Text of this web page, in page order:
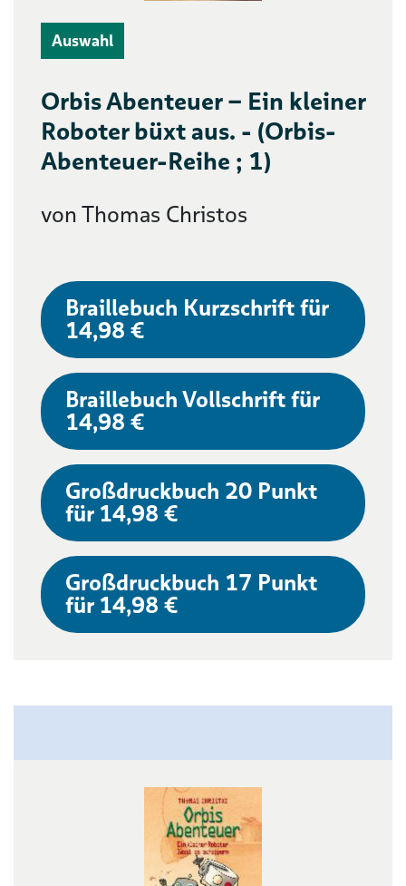
Auswahl
Orbis Abenteuer – Ein kleiner
Roboter büxt aus. - (Orbis-
Abenteuer-Reihe ; 1)
von Thomas Christos
Braillebuch Kurzschrift für
14,98 €
Braillebuch Vollschrift für
14,98 €
Großdruckbuch 20 Punkt
für 14,98 €
Großdruckbuch 17 Punkt
für 14,98 €